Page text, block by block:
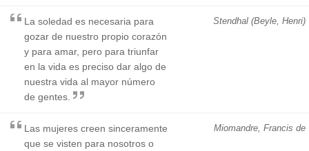
Stendhal (Beyle, Henri)
La soledad es necesaria para
gozar de nuestro propio corazón
y para amar, pero para triunfar
en la vida es preciso dar algo de
nuestra vida al mayor número
de gentes.
Miomandre, Francis de
Las mujeres creen sinceramente
que se visten para nosotros o